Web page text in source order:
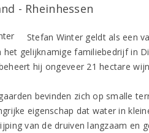
- Rheinhessen
Stefan Winter geldt als een
het gelijknamige familiebedrijf in
hij ongeveer 21 hectare
bevinden zich op smalle
eigenschap dat water in
van de druiven langzaam en